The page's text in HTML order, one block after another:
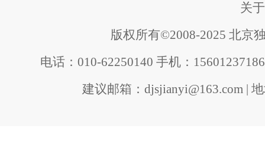
关
版权所有©2008-2025 北京
电话： 010-62250140 手机：
建议邮箱：djsjianyi@163.com |